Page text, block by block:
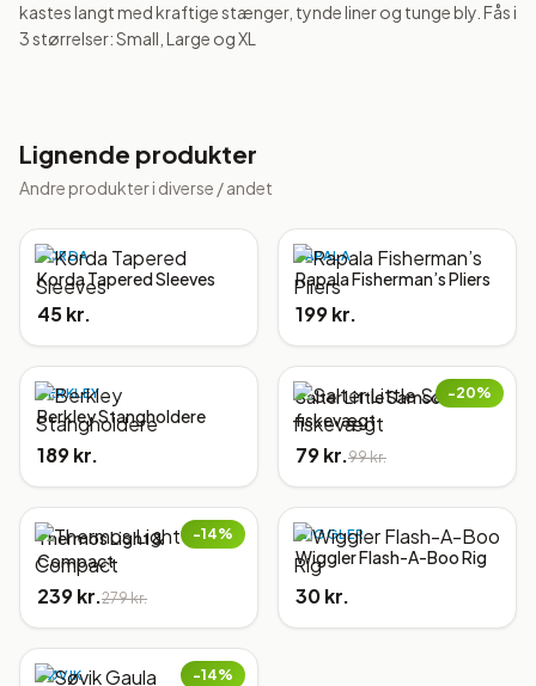
kastes langt med kraftige stænger, tynde liner og tunge bly. Fås i
3 størrelser: Small, Large og XL
Lignende produkter
Andre produkter i diverse / andet
KORDA
Korda Tapered Sleeves
45 kr.
RAPALA
Rapala Fisherman’s Pliers
199 kr.
BERKLEY
Berkley Stangholdere
189 kr.
−20%
Salter Little Samson,
fiskevægt
79 kr.99 kr.
−14%
Thermos Light &
Compact
239 kr.279 kr.
WIGGLER
Wiggler Flash-A-Boo Rig
30 kr.
−14%
SØVIK